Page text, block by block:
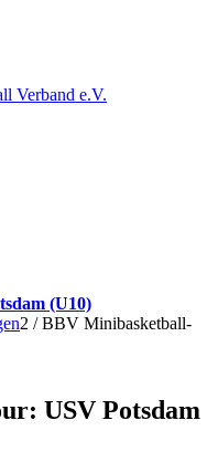
(U10)
2 / BBV Minibasketball-
USV Potsdam